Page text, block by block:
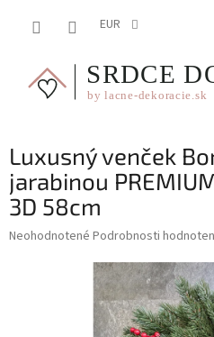
EUR
Luxusný venček
jarabinou
3D 58cm
Priemerné
Neohodnotené Podrobnosti